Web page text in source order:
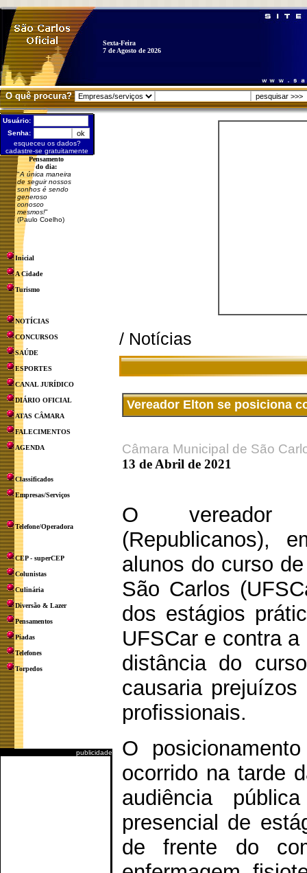
Sexta-Feira
7 de Agosto de 2026
O quê procura?
Usuário:
Senha:
esqueceu os dados?
cadastre-se gratuitamente
Pensamento
do dia:
"A única maneira
de seguir nossos
sonhos é sendo
generoso
conosco
mesmos!"
(Paulo Coelho)
Inicial
A Cidade
Turismo
NOTÍCIAS
CONCURSOS
SAÚDE
ESPORTES
CANAL JURÍDICO
DIÁRIO OFICIAL
ATAS CÂMARA
FALECIMENTOS
AGENDA
Classificados
Empresas/Serviços
Telefone/Operadora
CEP - superCEP
Colunistas
Culinária
Diversão & Lazer
Pensamentos
Piadas
Telefones
Torpedos
publicidade
/ Notícias
Vereador Elton se posiciona
Câmara Municipal de São
13 de Abril de 2021
O vereador
(Republicanos),
alunos do curso
São Carlos
dos estágios
UFSCar e contra
distância do
causaria
profissionais.
O
ocorrido na tarde
audiência
presencial de
de frente do